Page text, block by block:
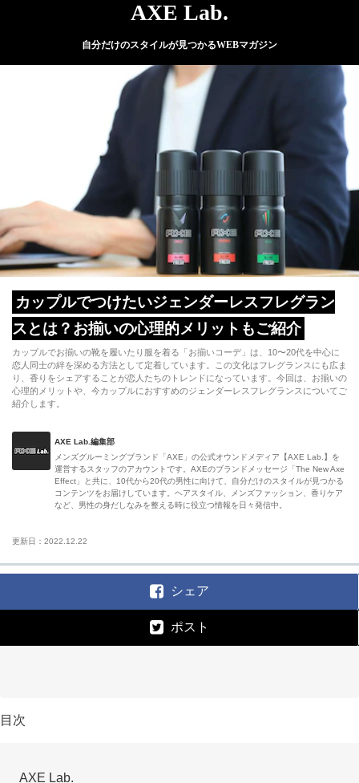
AXE Lab.
自分だけのスタイルが見つかるWEBマガジン
カップルでつけたいジェンダーレスフレグラン
スとは？お揃いの心理的メリットもご紹介
カップルでお揃いの靴を履いたり服を着る「お揃いコーデ」は、10〜20代を中心に
恋人同士の絆を深める方法として定着しています。この文化はフレグランスにも広ま
り、香りをシェアすることが恋人たちのトレンドになっています。今回は、お揃いの
心理的メリットや、今カップルにおすすめのジェンダーレスフレグランスについてご
紹介します。
AXE Lab.編集部
メンズグルーミングブランド「AXE」の公式オウンドメディア【AXE Lab.】を
運営するスタッフのアカウントです。AXEのブランドメッセージ「The New Axe
Effect」と共に、10代から20代の男性に向けて、自分だけのスタイルが見つかる
コンテンツをお届けしています。ヘアスタイル、メンズファッション、香りケア
など、男性の身だしなみを整える時に役立つ情報を日々発信中。
更新日：2022.12.22
シェア
ポスト
目次
AXE Lab.